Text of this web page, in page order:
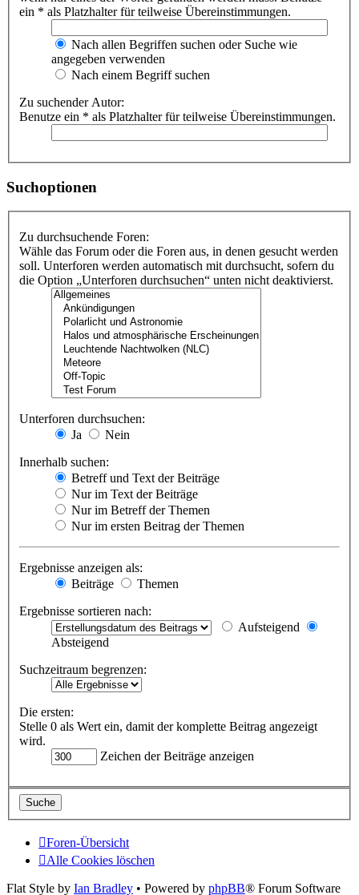
ein * als Platzhalter für teilweise Übereinstimmungen.
Nach allen Begriffen suchen oder Suche wie
angegeben verwenden
Nach einem Begriff suchen
Zu suchender Autor:
Benutze ein * als Platzhalter für teilweise Übereinstimmungen.
Suchoptionen
Zu durchsuchende Foren:
Wähle das Forum oder die Foren aus, in denen gesucht werden
soll. Unterforen werden automatisch mit durchsucht, sofern du
die Option „Unterforen durchsuchen“ unten nicht deaktivierst.
Unterforen durchsuchen:
Ja
Nein
Innerhalb suchen:
Betreff und Text der Beiträge
Nur im Text der Beiträge
Nur im Betreff der Themen
Nur im ersten Beitrag der Themen
Ergebnisse anzeigen als:
Beiträge
Themen
Ergebnisse sortieren nach:
Aufsteigend
Absteigend
Suchzeitraum begrenzen:
Die ersten:
Stelle 0 als Wert ein, damit der komplette Beitrag angezeigt
wird.
Zeichen der Beiträge anzeigen
Foren-Übersicht
Alle Cookies löschen
Flat Style by Ian Bradley • Powered by phpBB® Forum Software